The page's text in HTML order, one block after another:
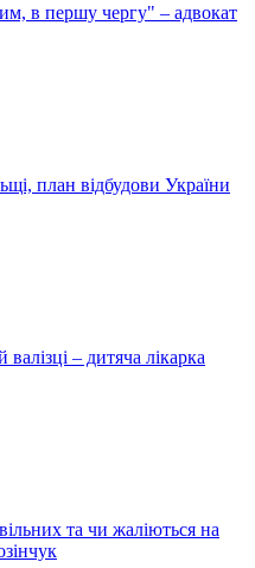
в першу чергу" – адвокат
план відбудови України
– дитяча лікарка
та чи жаліються на